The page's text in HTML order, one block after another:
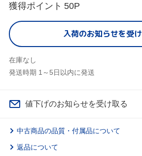
獲得ポイント 50P
入荷のお知らせを受
在庫なし
発送時期 1～5日以内に発送
値下げのお知らせを受け取る
中古商品の品質・付属品について
返品について